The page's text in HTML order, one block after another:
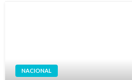
NACIONAL